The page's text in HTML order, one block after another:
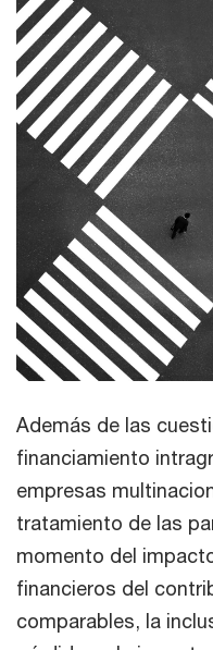
Además de las
financiamiento
empresas
tratamiento de las
momento del
financieros del
comparables, la